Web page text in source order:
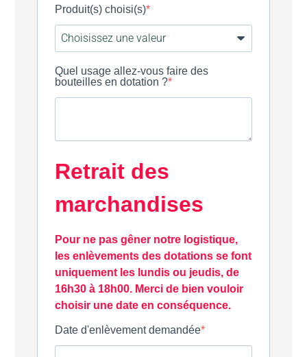
Produit(s) choisi(s)
Quel usage allez-vous faire des
bouteilles en dotation ?
Retrait des
marchandises
Pour ne pas gêner notre logistique,
les enlèvements des dotations se font
uniquement les lundis ou jeudis, de
16h30 à 18h00. Merci de bien vouloir
choisir une date en conséquence.
Date d'enlèvement demandée